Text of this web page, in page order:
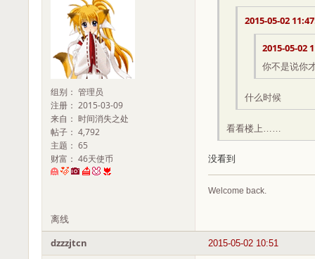
组别： 管理员
注册： 2015-03-09
来自： 时间消失之处
帖子： 4,792
主题： 65
财富： 46天使币
2015-05-02
2015-05-02
你不是说你
什么时候
看看楼上……
没看到
Welcome back.
离线
2015-05-02 10:51
dzzzjtcn